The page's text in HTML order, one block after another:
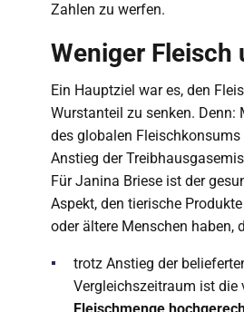
Zahlen zu werfen.
Weniger Fleisch
Ein Hauptziel war es, den
Wurstanteil zu senken. Denn:
des globalen Fleischkonsums
Anstieg der
Für Janina Briese ist der
Aspekt, den tierische
oder ältere Menschen haben,
trotz Anstieg der
Vergleichszeitraum ist die